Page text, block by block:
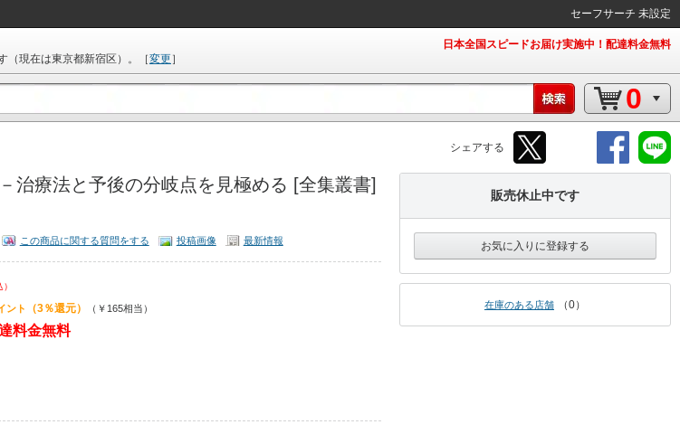
セーフサーチ 未設定
（現在は東京都新宿区 ）。 ［変更］
日本全国スピードお届け実施中！配達料金無料
0
シェアする
治療法と予後の分岐点を見極める [全集叢書]
この商品に関する質問をする 投稿画像 最新情報
ント （3％還元） （￥165相当）
料金無料
販売休止中です
お気に入りに登録する
在庫のある店舗 0